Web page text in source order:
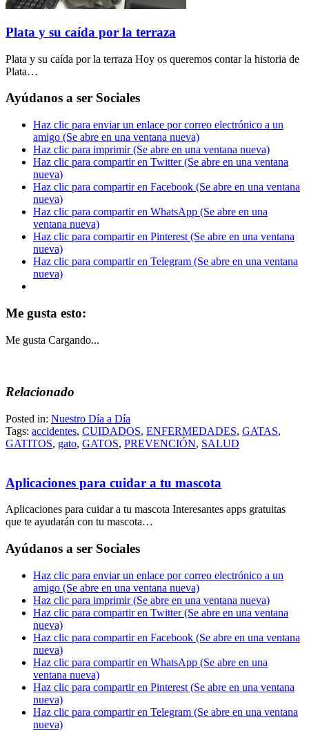
Plata y su caída por la terraza
Plata y su caída por la terraza Hoy os queremos contar la historia de
Plata…
Ayúdanos a ser Sociales
Haz clic para enviar un enlace por correo electrónico a un
amigo (Se abre en una ventana nueva)
Haz clic para imprimir (Se abre en una ventana nueva)
Haz clic para compartir en Twitter (Se abre en una ventana
nueva)
Haz clic para compartir en Facebook (Se abre en una ventana
nueva)
Haz clic para compartir en WhatsApp (Se abre en una
ventana nueva)
Haz clic para compartir en Pinterest (Se abre en una ventana
nueva)
Haz clic para compartir en Telegram (Se abre en una ventana
nueva)
Me gusta esto:
Me gusta Cargando...
Relacionado
Posted in: Nuestro Día a Día
Tags: accidentes, CUIDADOS, ENFERMEDADES, GATAS,
GATITOS, gato, GATOS, PREVENCIÓN, SALUD
Aplicaciones para cuidar a tu mascota
Aplicaciones para cuidar a tu mascota Interesantes apps gratuitas
que te ayudarán con tu mascota…
Ayúdanos a ser Sociales
Haz clic para enviar un enlace por correo electrónico a un
amigo (Se abre en una ventana nueva)
Haz clic para imprimir (Se abre en una ventana nueva)
Haz clic para compartir en Twitter (Se abre en una ventana
nueva)
Haz clic para compartir en Facebook (Se abre en una ventana
nueva)
Haz clic para compartir en WhatsApp (Se abre en una
ventana nueva)
Haz clic para compartir en Pinterest (Se abre en una ventana
nueva)
Haz clic para compartir en Telegram (Se abre en una ventana
nueva)